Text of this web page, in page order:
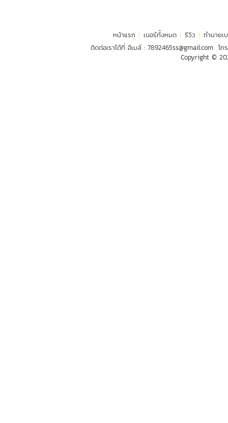
หน้าแรก เบอร์ทั้งหมด รีวิว
ทำนายเ
ติดต่อเราได้ที่ อีเมล์ : 7892465ss@gmail.com โท
Copyright ©